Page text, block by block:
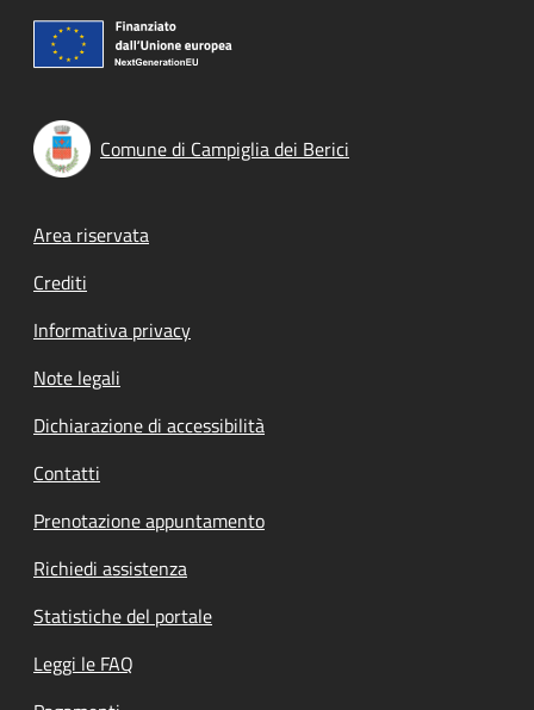
Comune di Campiglia dei Berici
Footer menu
Area riservata
Crediti
Informativa privacy
Note legali
Dichiarazione di accessibilità
Contatti
Prenotazione appuntamento
Richiedi assistenza
Statistiche del portale
Leggi le FAQ